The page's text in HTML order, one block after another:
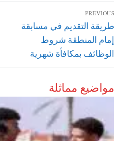
تصفّح
المقالات
PREVIOUS
Previous
post:
طريقة التقديم في مسابقة
إمام المنطقة شروط
الوظائف بمكافأة شهرية
مواضيع مماثلة